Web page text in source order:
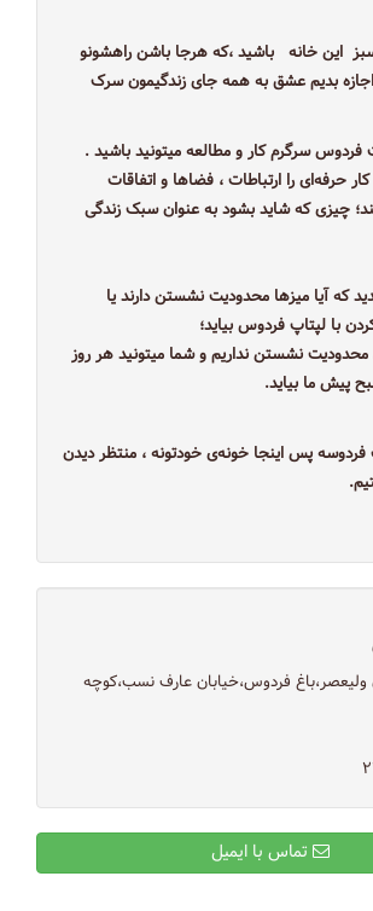
این خانه باشید ،که هرجا باشن راهشونو
بديم عشق به همه‌ جای زندگیمون سرک
سرگرم کار و مطالعه میتونید باشید .
حرفه‌ای را ارتباطات ، فضاها و اتفاقات
چیزی که شاید بشود به عنوان سبک زندگی
که آیا میزها محدودیت نشستن دارند یا
با لپتاپ فردوس بیاید؛
محدودیت نشستن نداریم و شما میتونید هر روز
پس اینجا خونه‌ی خودتونه ، منتظر دیدن‌
ولیعصر،باغ فردوس،خیابان عارف نسب،کوچه